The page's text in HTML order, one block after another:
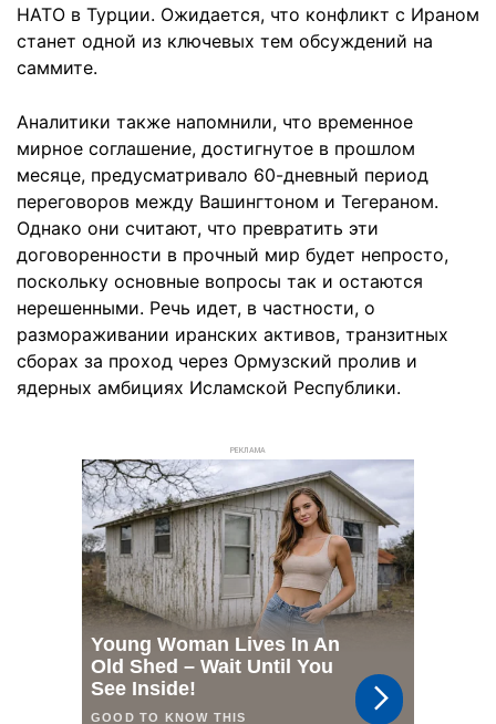
НАТО в Турции. Ожидается, что конфликт с Ираном
станет одной из ключевых тем обсуждений на
саммите.
Аналитики также напомнили, что временное
мирное соглашение, достигнутое в прошлом
месяце, предусматривало 60-дневный период
переговоров между Вашингтоном и Тегераном.
Однако они считают, что превратить эти
договоренности в прочный мир будет непросто,
поскольку основные вопросы так и остаются
нерешенными. Речь идет, в частности, о
размораживании иранских активов, транзитных
сборах за проход через Ормузский пролив и
ядерных амбициях Исламской Республики.
РЕКЛАМА